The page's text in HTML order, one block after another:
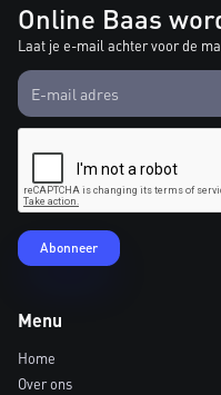
Online Baas
Laat je e-mail achter voor de
Menu
Home
Over ons